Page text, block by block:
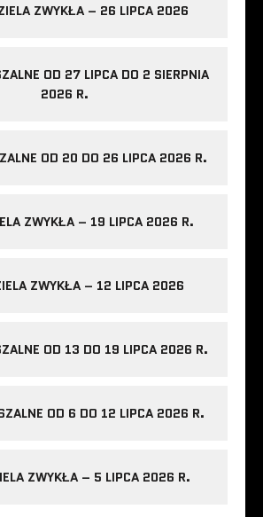
ZWYKŁA – 26 LIPCA 2026
OD 27 LIPCA DO 2 SIERPNIA
2026 R.
OD 20 DO 26 LIPCA 2026 R.
ZWYKŁA – 19 LIPCA 2026 R.
ZWYKŁA – 12 LIPCA 2026
OD 13 DO 19 LIPCA 2026 R.
OD 6 DO 12 LIPCA 2026 R.
ZWYKŁA – 5 LIPCA 2026 R.